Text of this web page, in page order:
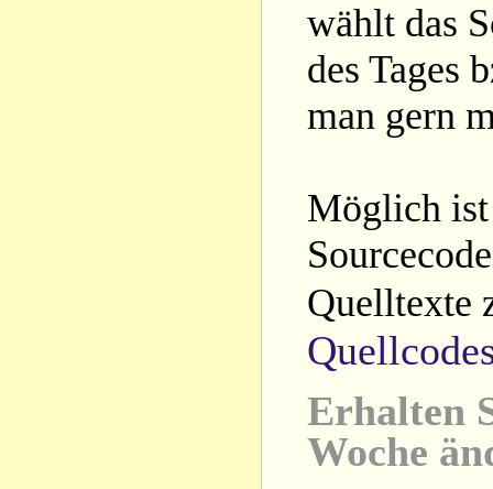
wählt das
des Tages
man gern
Möglich ist
Quelltexte
Erhalten
Woche